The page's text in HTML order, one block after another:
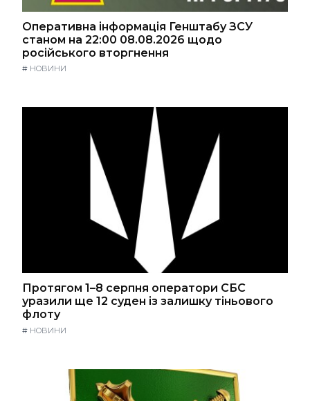
Оперативна інформація Генштабу ЗСУ
станом на 22:00 08.08.2026 щодо
російського вторгнення
# НОВИНИ
Протягом 1–8 серпня оператори СБС
уразили ще 12 суден із залишку тіньового
флоту
# НОВИНИ